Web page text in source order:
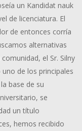
un Kandidat nauk
de licenciatura. El
de entonces corría
alternativas
el Sr. Silny
de los principales
base de su
se
un título
hemos recibido